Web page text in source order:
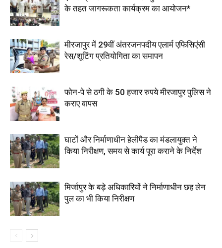
के तहत जागरूकता कार्यक्रम का आयोजन*
मीरजापुर में 29वीं अंतरजनपदीय एलार्म एफिसिएंसी
रेस/शूटिंग प्रतियोगिता का समापन
फोन-पे से ठगी के 50 हजार रुपये मीरजापुर पुलिस ने
कराए वापस
घाटों और निर्माणाधीन हेलीपैड का मंडलायुक्त ने
किया निरीक्षण, समय से कार्य पूरा कराने के निर्देश
मिर्जापुर के बड़े अधिकारियों ने निर्माणाधीन छह लेन
पुल का भी किया निरीक्षण